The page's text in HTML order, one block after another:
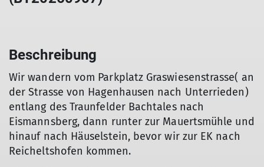
Beschreibung
Wir wandern vom Parkplatz Graswiesenstrasse( an
der Strasse von Hagenhausen nach Unterrieden)
entlang des Traunfelder Bachtales nach
Eismannsberg, dann runter zur Mauertsmühle und
hinauf nach Häuselstein, bevor wir zur EK nach
Reicheltshofen kommen.